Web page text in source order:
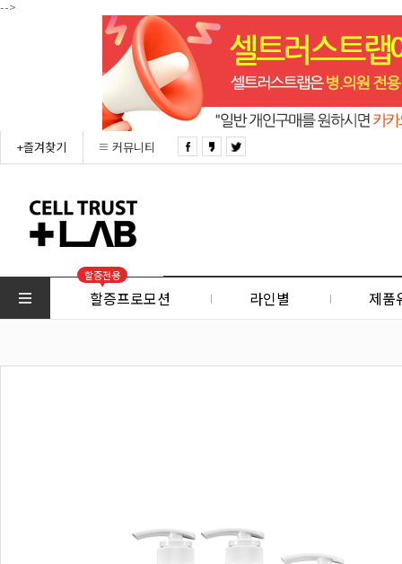
-->
+즐겨찾기 커뮤니티
할증전용
할증프로모션 라인별 제품